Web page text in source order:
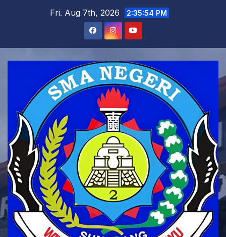
Fri. Aug 7th, 2026 2:35:56 PM